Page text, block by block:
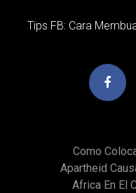
Tips FB: Cara
Como
Apartheid
Africa En El